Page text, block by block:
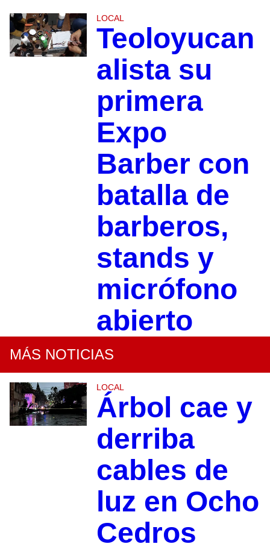
LOCAL
Teoloyucan
alista su
primera
Expo
Barber con
batalla de
barberos,
stands y
micrófono
abierto
MÁS NOTICIAS
LOCAL
Árbol cae y
derriba
cables de
luz en Ocho
Cedros